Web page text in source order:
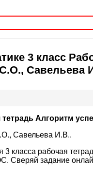
3 класс
С.О., Савельева
Алгоритм
Савельева И.В..
класса рабочая
Сверяй задание